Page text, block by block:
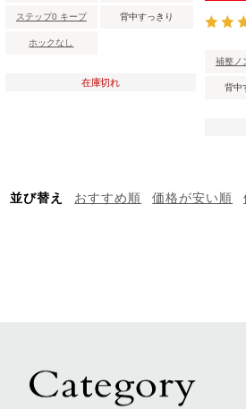
ステップ0 キープ 背中すっきり
ホックなし
在庫切れ
補整ノ
背中
並び替え おすすめ順 価格が安い順